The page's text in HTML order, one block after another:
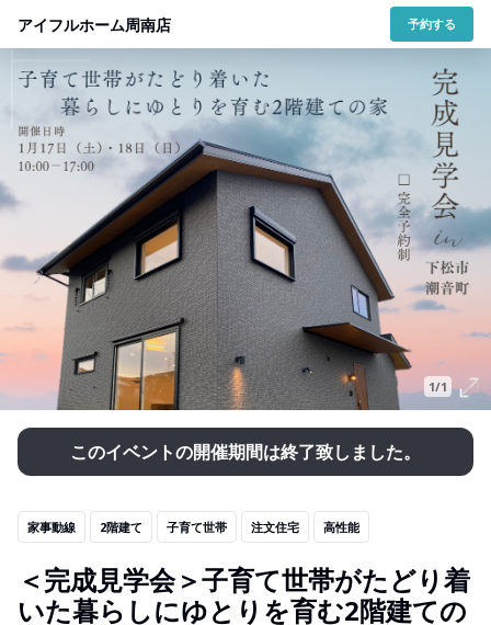
アイフルホーム周南店 予約する
1/1
このイベントの開催期間は終了致しました。
家事動線 2階建て 子育て世帯 注文住宅 高性能
＜完成見学会＞子育て世帯がたどり着
いた暮らしにゆとりを育む2階建ての